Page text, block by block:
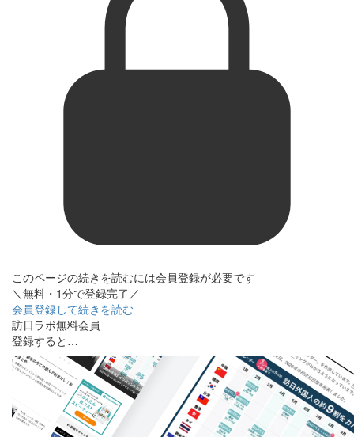
このページの続きを読むには会員登録が必要です
＼無料・1分で登録完了／
会員登録して続きを読む
訪日ラボ無料会員
登録すると…